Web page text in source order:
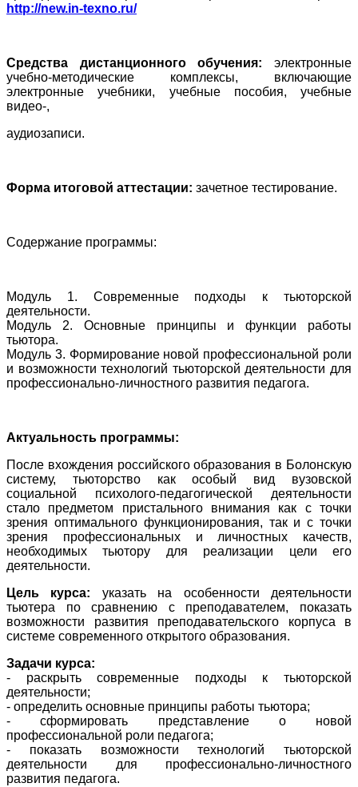
http://new.in-texno.ru/
Средства дистанционного обучения: электронные
учебно-методические комплексы, включающие
электронные учебники, учебные пособия, учебные
видео-,
аудиозаписи.
Форма итоговой аттестации: зачетное тестирование.
Содержание программы:
Модуль 1. Современные подходы к тьюторской
деятельности.
Модуль 2. Основные принципы и функции работы
тьютора.
Модуль 3. Формирование новой профессиональной роли
и возможности технологий тьюторской деятельности для
профессионально-личностного развития педагога.
Актуальность программы:
После вхождения российского образования в Болонскую
систему, тьюторство как особый вид вузовской
социальной психолого-педагогической деятельности
стало предметом пристального внимания как с точки
зрения оптимального функционирования, так и с точки
зрения профессиональных и личностных качеств,
необходимых тьютору для реализации цели его
деятельности.
Цель курса: указать на особенности деятельности
тьютера по сравнению с преподавателем, показать
возможности развития преподавательского корпуса в
системе современного открытого образования.
Задачи курса:
- раскрыть современные подходы к тьюторской
деятельности;
- определить основные принципы работы тьютора;
- сформировать представление о новой
профессиональной роли педагога;
- показать возможности технологий тьюторской
деятельности для профессионально-личностного
развития педагога.